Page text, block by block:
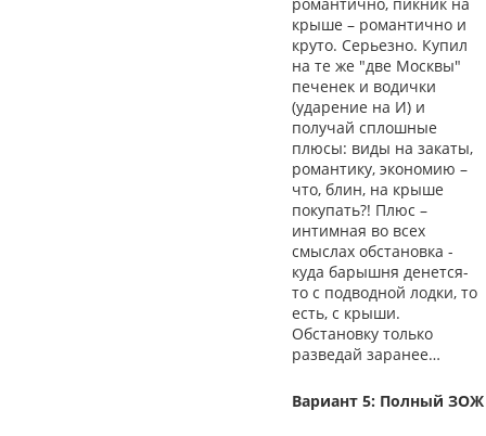
крыше – романтично и
круто. Серьезно. Купил
на те же "две Москвы"
печенек и водички
(ударение на И) и
получай сплошные
плюсы: виды на закаты,
романтику, экономию –
что, блин, на крыше
покупать?! Плюс –
интимная во всех
смыслах обстановка -
куда барышня денется-
то с подводной лодки, то
есть, с крыши.
Обстановку только
разведай заранее…
Вариант 5: Полный ЗОЖ